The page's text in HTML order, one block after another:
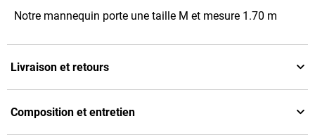
Notre mannequin porte une taille M et mesure 1.70 m
Livraison et retours
Composition et entretien